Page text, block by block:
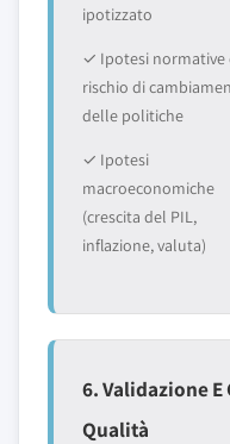
ipotizzato
✓ Ipotesi normative
rischio di
delle politiche
✓ Ipotesi
macroeconomiche
(crescita del PIL,
inflazione, valuta)
6. Validazione
Qualità